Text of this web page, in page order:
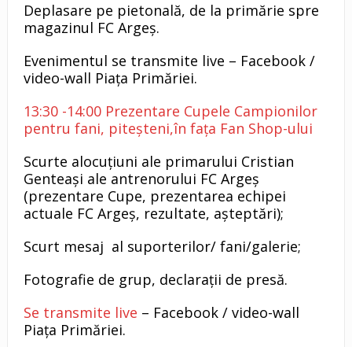
Deplasare pe pietonală, de la primărie spre
magazinul FC Argeș.
Evenimentul se transmite live – Facebook /
video-wall Piața Primăriei.
13:30 -14:00 Prezentare Cupele Campionilor
pentru fani, piteșteni,în fața Fan Shop-ului
Scurte alocuțiuni ale primarului Cristian
Genteași ale antrenorului FC Argeș
(prezentare Cupe, prezentarea echipei
actuale FC Argeș, rezultate, așteptări);
Scurt mesaj al suporterilor/ fani/galerie;
Fotografie de grup, declarații de presă.
Se transmite live – Facebook / video-wall
Piața Primăriei.